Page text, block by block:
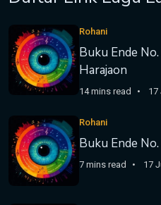
Rohani
Buku Ende
Harajaon
14 mins read 17
Rohani
Buku Ende
7 mins read 17